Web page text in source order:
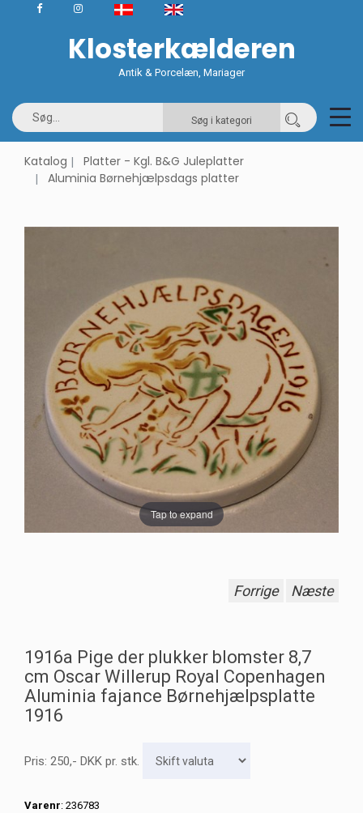
Klosterkælderen
Antik & Porcelæn, Mariager
Søg i kategori
Katalog
Platter - Kgl. B&G Juleplatter
Aluminia Børnehjælpsdags platter
Tap to expand
Forrige Næste
1916a Pige der plukker blomster 8,7
cm Oscar Willerup Royal Copenhagen
Aluminia fajance Børnehjælpsplatte
1916
Pris: 250,- DKK pr. stk.
Varenr: 236783